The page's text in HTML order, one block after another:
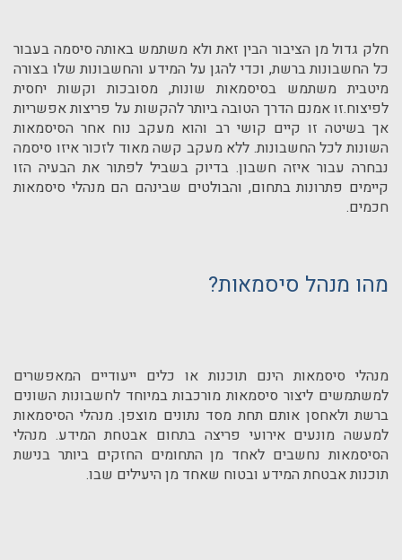
חלק גדול מן הציבור הבין זאת ולא משתמש באותה סיסמה בעבור
כל החשבונות ברשת, וכדי להגן על המידע והחשבונות שלו בצורה
מיטבית משתמש בסיסמאות שונות, מסובכות וקשות יחסית
לפיצוח.זו אמנם הדרך הטובה ביותר להקשות על פריצות אפשריות
אך בשיטה זו קיים קושי רב והוא מעקב נוח אחר הסיסמאות
השונות לכל החשבונות. ללא מעקב קשה מאוד לזכור איזו סיסמה
נבחרה עבור איזה חשבון. בדיוק בשביל לפתור את הבעיה הזו
קיימים פתרונות בתחום, והבולטים שבינהם הם מנהלי סיסמאות
חכמים.
מהו מנהל סיסמאות?
מנהלי סיסמאות הינם תוכנות או כלים ייעודיים המאפשרים
למשתמשים ליצור סיסמאות מורכבות במיוחד לחשבונות השונים
ברשת ולאחסן אותם תחת מסד נתונים מוצפן. מנהלי הסיסמאות
למעשה מונעים אירועי פריצה בתחום אבטחת המידע. מנהלי
הסיסמאות נחשבים לאחד מן התחומים החזקים ביותר בנישת
תוכנות אבטחת המידע ובטוח שאחד מן היעילים שבו.